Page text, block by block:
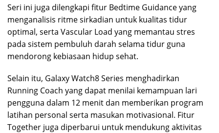
Seri ini juga dilengkapi fitur Bedtime Guidance yang
menganalisis ritme sirkadian untuk kualitas tidur
optimal, serta Vascular Load yang memantau stres
pada sistem pembuluh darah selama tidur guna
mendorong kebiasaan hidup sehat.
Selain itu, Galaxy Watch8 Series menghadirkan
Running Coach yang dapat menilai kemampuan lari
pengguna dalam 12 menit dan memberikan program
latihan personal serta masukan motivasional. Fitur
Together juga diperbarui untuk mendukung aktivitas